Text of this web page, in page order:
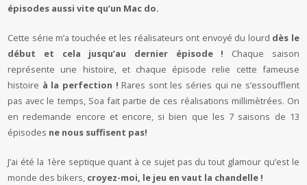
épisodes aussi vite qu’un Mac do.
Cette série m’a touchée et les réalisateurs ont envoyé du lourd dès le
début et cela jusqu’au dernier épisode ! Chaque saison
représente une histoire, et chaque épisode relie cette fameuse
histoire à la perfection ! Rares sont les séries qui ne s’essoufflent
pas avec le temps, Soa fait partie de ces réalisations millimètrées. On
en redemande encore et encore, si bien que les 7 saisons de 13
épisodes ne nous suffisent pas!
J’ai été la 1ère septique quant à ce sujet pas du tout glamour qu’est le
monde des bikers, croyez-moi, le jeu en vaut la chandelle !